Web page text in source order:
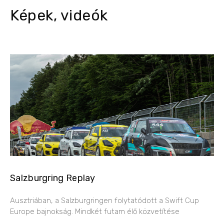
Képek, videók
Salzburgring Replay
Ausztriában, a Salzburgringen folytatódott a Swift Cup
Europe bajnokság. Mindkét futam élő közvetítése